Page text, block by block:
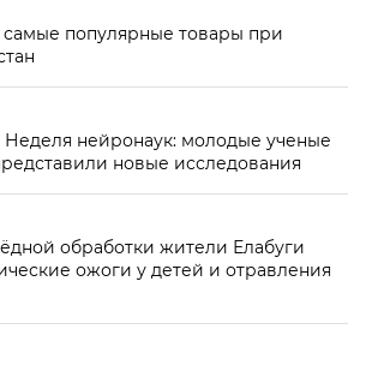
самые популярные товары при
нейронаук: молодые ученые
новые исследования
обработки жители Елабуги
ожоги у детей и отравления